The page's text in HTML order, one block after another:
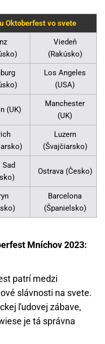
Oktoberfest vo svete
Viedeň
(Rakúsko)
Los Angeles
(USA)
(UK)
Manchester
(UK)
Luzern
(Švajčiarsko)
Ostrava (Česko)
Barcelona
(Španielsko)
Mníchov 2023:
patrí medzi
slávnosti na svete.
ľudovej zábave,
je tá správna